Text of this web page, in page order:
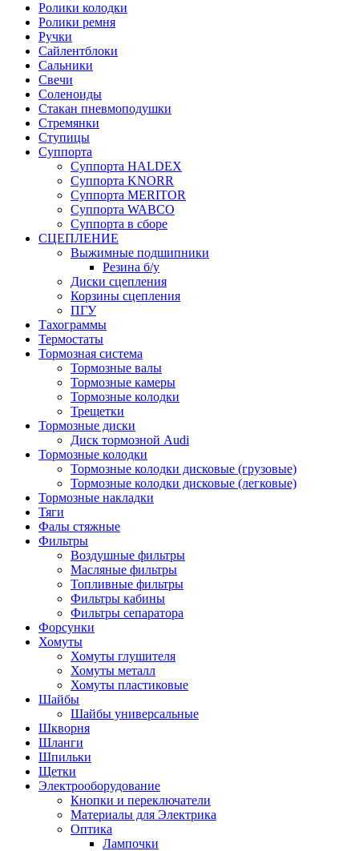
Ролики колодки
Ролики ремня
Ручки
Сайлентблоки
Сальники
Свечи
Соленоиды
Стакан пневмоподушки
Стремянки
Ступицы
Суппорта
Суппорта HALDEX
Суппорта KNORR
Суппорта MERITOR
Суппорта WABCO
Суппорта в сборе
СЦЕПЛЕНИЕ
Выжимные подшипники
Резина б/у
Диски сцепления
Корзины сцепления
ПГУ
Тахограммы
Термостаты
Тормозная система
Тормозные валы
Тормозные камеры
Тормозные колодки
Трещетки
Тормозные диски
Диск тормозной Audi
Тормозные колодки
Тормозные колодки дисковые (грузовые)
Тормозные колодки дисковые (легковые)
Тормозные накладки
Тяги
Фалы стяжные
Фильтры
Воздушные фильтры
Масляные фильтры
Топливные фильтры
Фильтры кабины
Фильтры сепаратора
Форсунки
Хомуты
Хомуты глушителя
Хомуты металл
Хомуты пластиковые
Шайбы
Шайбы универсальные
Шкворня
Шланги
Шпильки
Щетки
Электрооборудование
Кнопки и переключатели
Материалы для Электрика
Оптика
Лампочки